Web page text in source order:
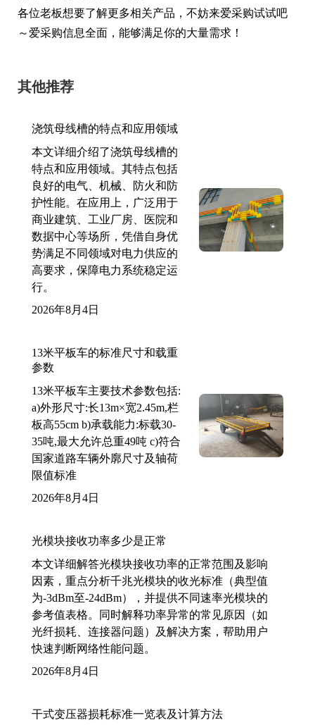
各位老板想要了解更多相关产品，不妨来爱采购试试吧
～爱采购信息全面，能够满足你的大量需求！
其他推荐
浇筑母线槽的特点和应用领域
本文详细介绍了浇筑母线槽的
特点和应用领域。其特点包括
良好的电气、机械、防火和防
护性能。在应用上，广泛用于
商业建筑、工业厂房、医院和
数据中心等场所，凭借自身优
势满足不同领域对电力供应的
高要求，保障电力系统稳定运
行。
2026年8月4日
13米平板车的标准尺寸和载重
参数
13米平板车主要技术参数包括:
a)外形尺寸:长13m×宽2.45m,栏
板高55cm b)承载能力:标载30-
35吨,最大允许总重49吨 c)符合
国家道路车辆外廓尺寸及轴荷
限值标准
2026年8月4日
光模块接收功率多少是正常
本文详细解答光模块接收功率的正常范围及影响
因素，重点分析千兆光模块的收光标准（典型值
为-3dBm至-24dBm），并提供不同速率光模块的
参考值表格。同时解释功率异常的常见原因（如
光纤损耗、连接器问题）及解决方案，帮助用户
快速判断网络性能问题。
2026年8月4日
干式变压器损耗标准一览表及计算方法